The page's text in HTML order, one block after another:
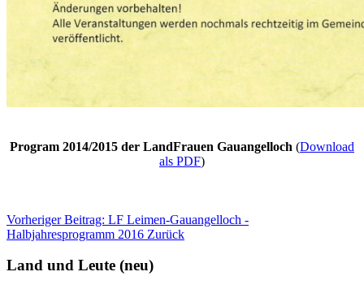
Program 2014/2015 der LandFrauen Gauangelloch (Download
als PDF)
Vorheriger Beitrag: LF Leimen-Gauangelloch -
Halbjahresprogramm 2016 Zurück
Land und Leute (neu)